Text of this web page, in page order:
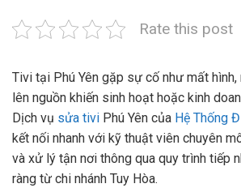
Rate this post
Tivi tại Phú Yên gặp sự cố như mất
lên nguồn khiến sinh hoạt hoặc kinh
Dịch vụ sửa tivi Phú Yên của Hệ Thống
kết nối nhanh với kỹ thuật viên chuyên
và xử lý tận nơi thông qua quy trình tiếp
ràng từ chi nhánh Tuy Hòa.